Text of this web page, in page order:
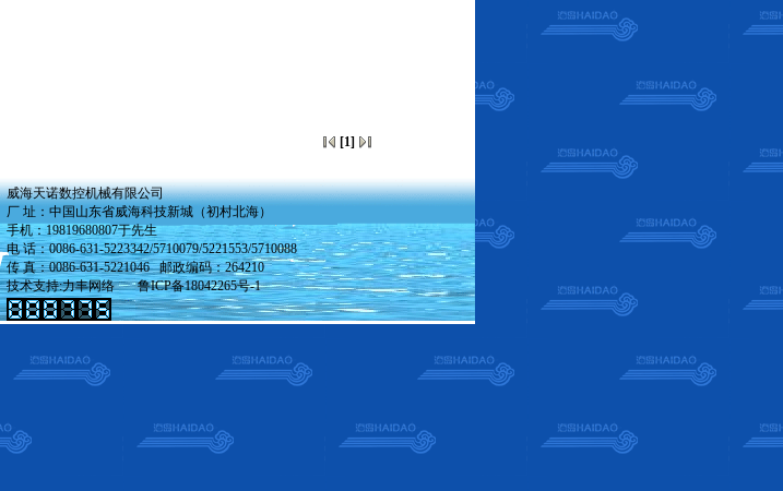
[1]
威海天诺数控机械有限公司
厂 址：中国山东省威海科技新城（初村北海）
手机：19819680807于先生
电 话：0086-631-5223342/5710079/5221553/5710088
传 真：0086-631-5221046 邮政编码：264210
技术支持:力丰网络 鲁ICP备18042265号-1